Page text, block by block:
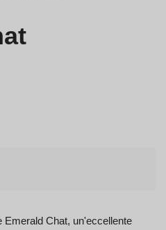
Emerald Chat, un'eccellente